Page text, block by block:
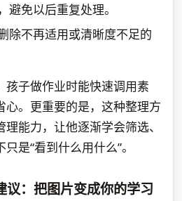
避免以后重复处理。
除不再适用或清晰度不足的
孩子做作业时能快速调用素
心。更重要的是，这种整理方
能力，让他逐渐学会筛选、
是“看到什么用什么”。
议：把图片变成你的学习